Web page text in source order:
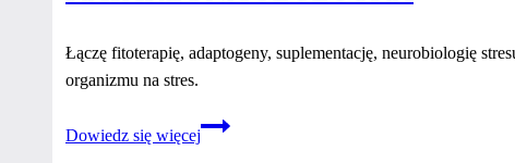
Łączę fitoterapię, adaptogeny, suplementację, neurobiologię
organizmu na stres.
Dowiedz się więcej
Katarzyna